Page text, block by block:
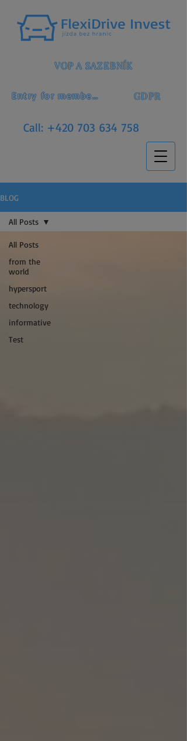
Call: +420 703 634 758
Entry for members GDPR
VOP A SAZEBNÍK
BLOG
All Posts
from the
world
hypersport
technology
informative
Test
All Posts